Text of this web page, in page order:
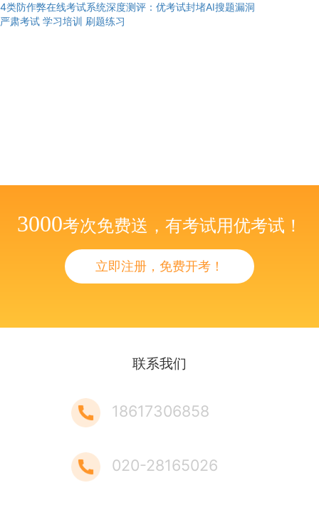
4类防作弊在线考试系统深度测评：优考试封堵AI搜题漏洞
严肃考试 学习培训 刷题练习
3000考次免费送，有考试用优考试！
立即注册，免费开考！
联系我们
18617306858
020-28165026